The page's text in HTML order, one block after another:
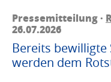
Pressemitteilung ·
26.07.2026
Bereits
werden dem